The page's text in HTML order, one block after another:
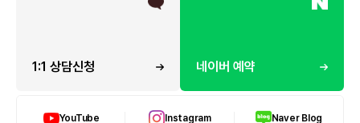
1:1 상담신청 네이버 예약
YouTube Instagram Naver Blog